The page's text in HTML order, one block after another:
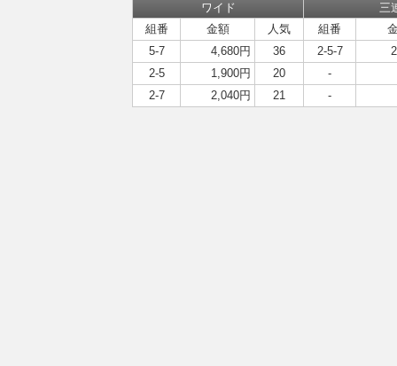
ワイド
三
組番
金額 人気 組番
5-7
4,680円 36 2-5-7
2-5
1,900円 20
-
2-7
2,040円 21 -